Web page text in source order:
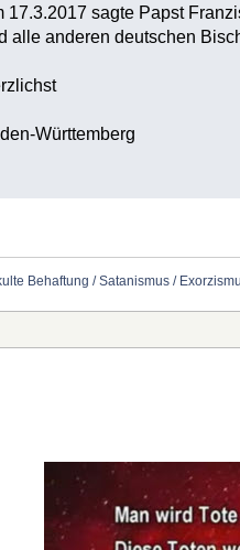
17.3.2017 sagte Papst
alle anderen deutschen
Württemberg
Behaftung / Satanismus /